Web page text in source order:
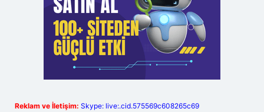
Reklam ve İletişim: Skype: live:.cid.575569c608265c69